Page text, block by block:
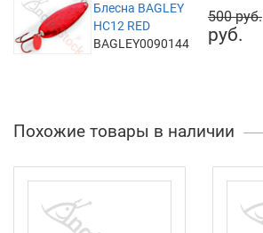
Блесна BAGLEY
HC12 RED
BAGLEY0090144
500 руб.
руб.
Похожие товары в наличии